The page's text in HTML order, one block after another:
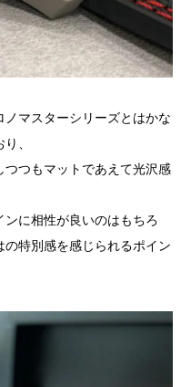
ノマスターシリーズとはかな
、
つつもマットであえて光沢感
に相性が良いのはもちろ
特別感を感じられるポイン